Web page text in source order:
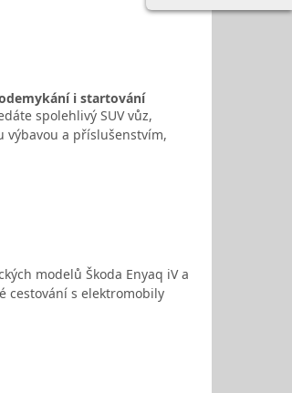
i startování
spolehlivý SUV vůz,
výbavou a příslušenstvím,
modelů Škoda Enyaq iV a
cestování s elektromobily